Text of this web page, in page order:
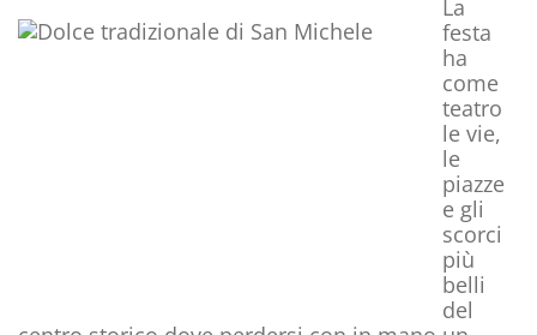
La
festa
ha
come
teatro
le vie,
le
piazze
e gli
scorci
più
belli
del